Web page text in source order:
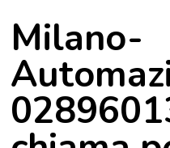
Milano-